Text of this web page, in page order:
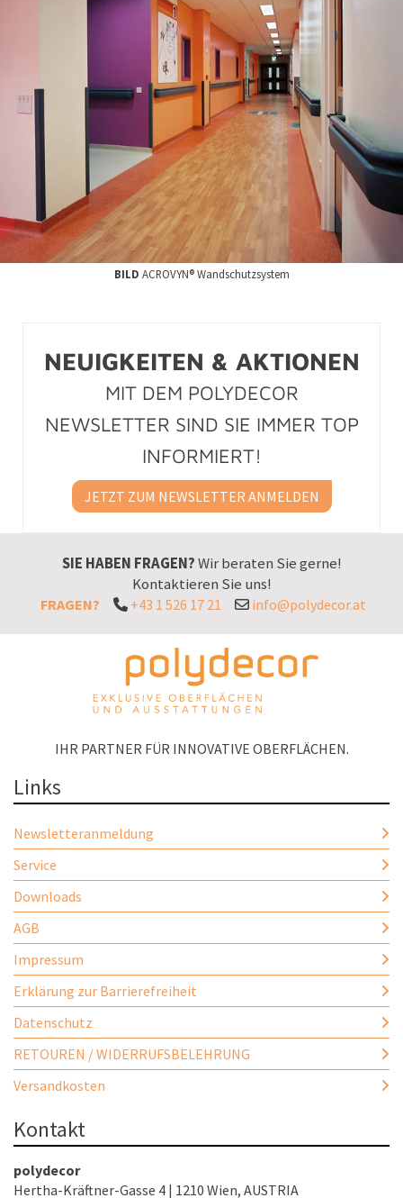
BILD ACROVYN® Wandschutzsystem
NEUIGKEITEN & AKTIONEN
MIT DEM POLYDECOR
NEWSLETTER SIND SIE IMMER TOP
INFORMIERT!
JETZT ZUM NEWSLETTER ANMELDEN
SIE HABEN FRAGEN?Wir beraten Sie gerne!
Kontaktieren Sie uns!
FRAGEN? +43 1 526 17 21 info@polydecor.at
IHR PARTNER FÜR INNOVATIVE OBERFLÄCHEN.
Links
Newsletteranmeldung
Service
Downloads
AGB
Impressum
Erklärung zur Barrierefreiheit
Datenschutz
RETOUREN / WIDERRUFSBELEHRUNG
Versandkosten
Kontakt
polydecor
Hertha-Kräftner-Gasse 4 | 1210 Wien, AUSTRIA